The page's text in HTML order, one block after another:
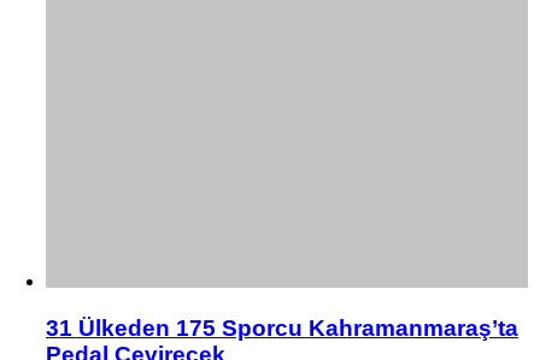
31 Ülkeden 175 Sporcu Kahramanmaraş’ta
Pedal Çevirecek